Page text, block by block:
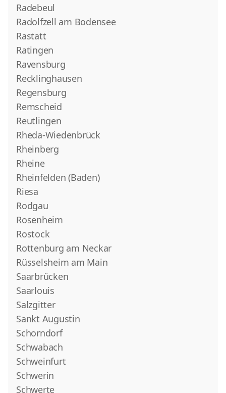
Radebeul
Radolfzell am Bodensee
Rastatt
Ratingen
Ravensburg
Recklinghausen
Regensburg
Remscheid
Reutlingen
Rheda-Wiedenbrück
Rheinberg
Rheine
Rheinfelden (Baden)
Riesa
Rodgau
Rosenheim
Rostock
Rottenburg am Neckar
Rüsselsheim am Main
Saarbrücken
Saarlouis
Salzgitter
Sankt Augustin
Schorndorf
Schwabach
Schweinfurt
Schwerin
Schwerte